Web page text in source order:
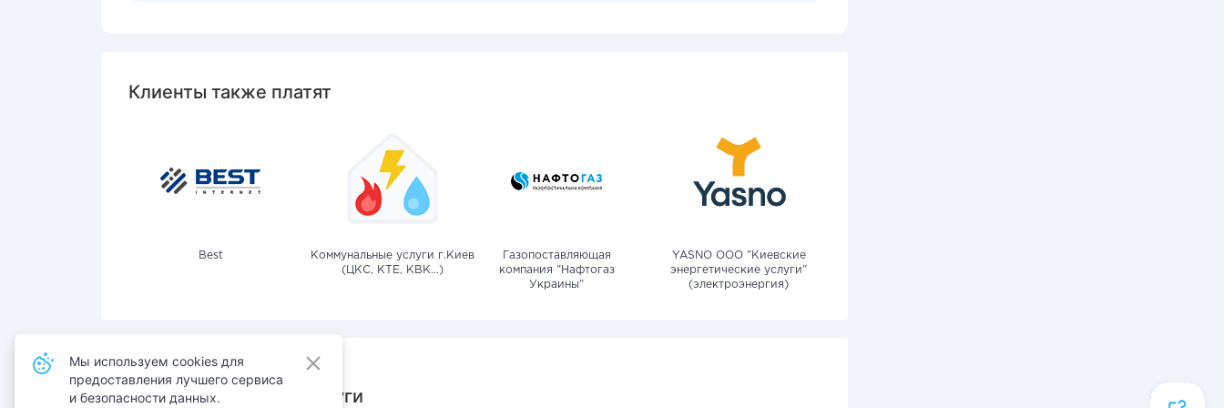
Клиенты также платят
Best
Коммунальные услуги г.Киев
(ЦКС, КТЕ, КВК...)
Газопоставляющая
компания "Нафтогаз
Украины"
YASNO OOO "Киевские
энергетические услуги"
(электроэнергия)
Также оплачивают услуги
Мы используем cookies для
предоставления лучшего сервиса
и безопасности данных.